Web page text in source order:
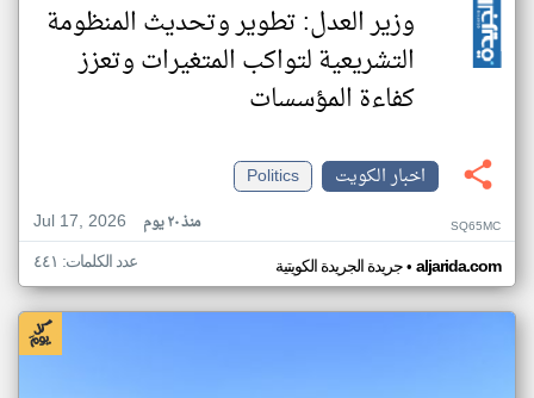
وزير العدل: تطوير وتحديث المنظومة
التشريعية لتواكب المتغيرات وتعزز
كفاءة المؤسسات
اخبار الكويت
Politics
Jul 17, 2026
منذ ٢٠ يوم SQ65MC
جريدة الجريدة الكويتية• aljarida.com عدد الكلمات: ٤٤١